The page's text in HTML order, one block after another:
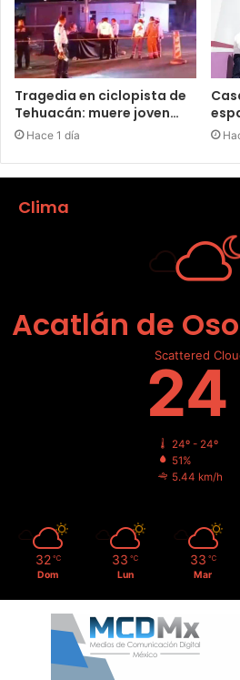
Tragedia en ciclopista de
Tehuacán: muere joven…
Hace 1 día
Clima
Acatlán de
Scattered
24
24º - 24º
51%
5.44 km/h
32 ℃
Dom
33 ℃
Lun
33 ℃
Mar